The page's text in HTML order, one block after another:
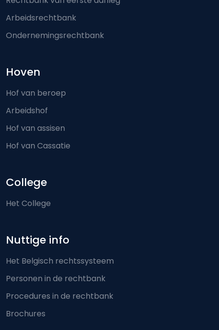
Arbeidsrechtbank
Ondernemingsrechtbank
Hoven
Hof van beroep
Arbeidshof
Hof van assisen
Hof van Cassatie
College
Het College
Nuttige info
Het Belgisch rechtssysteem
Personen in de rechtbank
Procedures in de rechtbank
Brochures